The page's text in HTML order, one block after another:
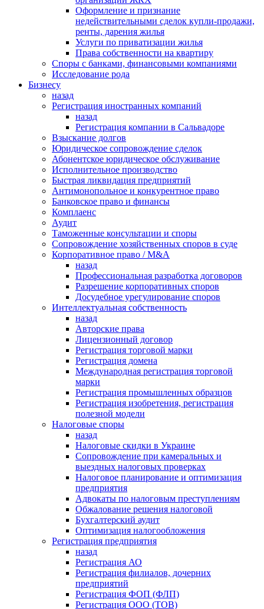
Оформление и признание
недействительными сделок купли-продажи,
ренты, дарения жилья
Услуги по приватизации жилья
Права собственности на квартиру
Cпоры с банками, финансовыми компаниями
Исследование рода
Бизнесу
назад
Регистрация иностранных компаний
назад
Регистрация компании в Сальвадоре
Взыскание долгов
Юридическое сопровождение сделок
Абонентское юридическое обслуживание
Исполнительное производство
Быстрая ликвидация предприятий
Антимонопольное и конкурентное право
Банковское право и финансы
Комплаенс
Аудит
Таможенные консультации и споры
Сопровождение хозяйственных споров в суде
Корпоративное право / M&A
назад
Профессиональная разработка договоров
Разрешение корпоративных споров
Досудебное урегулирование споров
Интеллектуальная собственность
назад
Авторские права
Лицензионный договор
Регистрация торговой марки
Регистрация домена
Международная регистрация торговой
марки
Регистрация промышленных образцов
Регистрация изобретения, регистрация
полезной модели
Налоговые споры
назад
Налоговые скидки в Украине
Сопровождение при камеральных и
выездных налоговых проверках
Налоговое планирование и оптимизация
предприятия
Адвокаты по налоговым преступлениям
Обжалование решения налоговой
Бухгалтерский аудит
Оптимизация налогообложения
Регистрация предприятия
назад
Регистрация АО
Регистрация филиалов, дочерних
предприятий
Регистрация ФОП (ФЛП)
Регистрация ООО (ТОВ)